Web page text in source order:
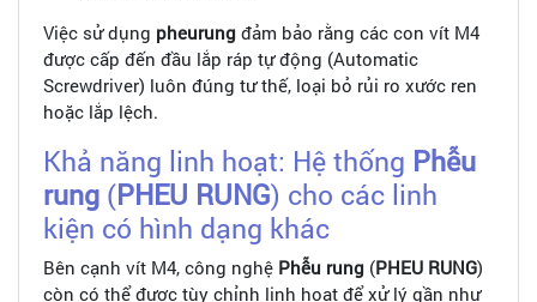
Việc sử dụng pheurung đảm bảo rằng các con vít M4
được cấp đến đầu lắp ráp tự động (Automatic
Screwdriver) luôn đúng tư thế, loại bỏ rủi ro xước ren
hoặc lắp lệch.
Khả năng linh hoạt: Hệ thống Phễu
rung (PHEU RUNG) cho các linh
kiện có hình dạng khác
Bên cạnh vít M4, công nghệ Phễu rung (PHEU RUNG)
còn có thể được tùy chỉnh linh hoạt để xử lý gần như